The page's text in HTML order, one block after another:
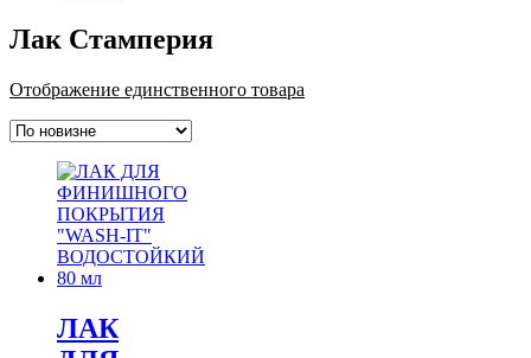
Лак Стамперия
Отображение единственного товара
ЛАК